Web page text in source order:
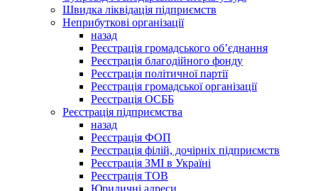
Швидка ліквідація підприємств
Неприбуткові організації
назад
Реєстрація громадського об’єднання
Реєстрація благодійного фонду
Реєстрація політичної партії
Реєстрація громадської організації
Реєстрація ОСББ
Реєстрація підприємства
назад
Реєстрація ФОП
Реєстрація філій, дочірніх підприємств
Реєстрація ЗМІ в Україні
Реєстрація ТОВ
Юридичні адреси